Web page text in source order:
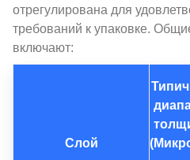
отрегулирована для
требований к упаковке.
включают:
Слой